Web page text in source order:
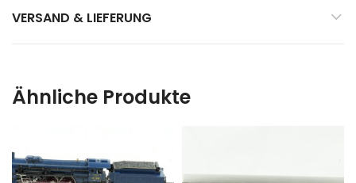
VERSAND & LIEFERUNG
Ähnliche Produkte